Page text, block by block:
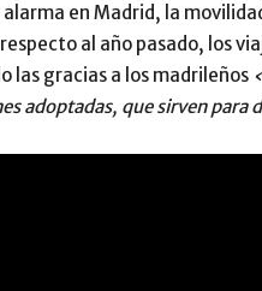
en Madrid, la
al año pasado, los
las gracias a los madrileños
adoptadas, que sirven